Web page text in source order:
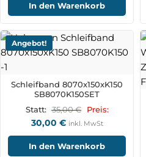
In den Warenkorb
Angebot!
Schleifband 8070x150xK150
SB8070K150SET
Statt: 35,00€ Preis:
30,00 € inkl. MwSt
In den Warenkorb